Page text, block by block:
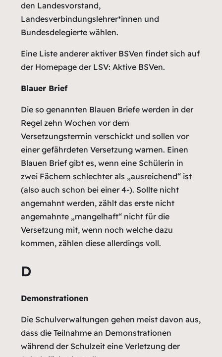
den Landesvorstand,
Landesverbindungslehrer*innen und
Bundesdelegierte wählen.
Eine Liste anderer aktiver BSVen findet sich auf
der Homepage der LSV: Aktive BSVen.
Blauer Brief
Die so genannten Blauen Briefe werden in der
Regel zehn Wochen vor dem
Versetzungstermin verschickt und sollen vor
einer gefährdeten Versetzung warnen. Einen
Blauen Brief gibt es, wenn eine Schülerin in
zwei Fächern schlechter als „ausreichend“ ist
(also auch schon bei einer 4-). Sollte nicht
angemahnt werden, zählt das erste nicht
angemahnte „mangelhaft“ nicht für die
Versetzung mit, wenn noch welche dazu
kommen, zählen diese allerdings voll.
D
Demonstrationen
Die Schulverwaltungen gehen meist davon aus,
dass die Teilnahme an Demonstrationen
während der Schulzeit eine Verletzung der